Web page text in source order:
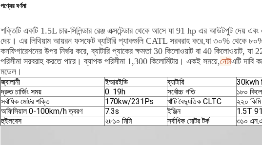
পণ্যের বর্ণনা
শক্তিটি একটি 1.5L চার-সিলিন্ডার রেঞ্জ এক্সটেন্ডার থেকে আসে যা 91 hp এর আউটপুট দেয়
দেয়। এর লিথিয়াম আয়রন ফসফেট ব্যাটারি প্যাকগুলি CATL সরবরাহ করে,যা ৩০% থেকে
কনফিগারেশনের উপর নির্ভর করে, ব্যাটারি প্যাকের ক্ষমতা 30 কিলোওয়াট বা 40 কিলোওয়াট, যা
পরিসীমা সরবরাহ করতে পারে। ব্যাপক পরিসীমা 1,300 কিলোমিটার। একই সময়ে,নেটাএটি দাবি
মডেল।
জ্বালানী ইআরইভি ব্যাটারি
30kwh
দ্রুত চার্জিং সময়
0. 19h সর্বোচ্চ গতি
১৮০
সর্বাধিক মোটর শক্তি
170kw/231P.s খাঁটি বৈদ্যুতিক CLTC
২২০ কিমি
অফিসিয়াল 0-100km/h ত্বরণ
7.3s ইঞ্জিন
1.5T
হুইলবেস
২৮১০ মিমি সর্বাধিক মোটর টর্ক ৩১০